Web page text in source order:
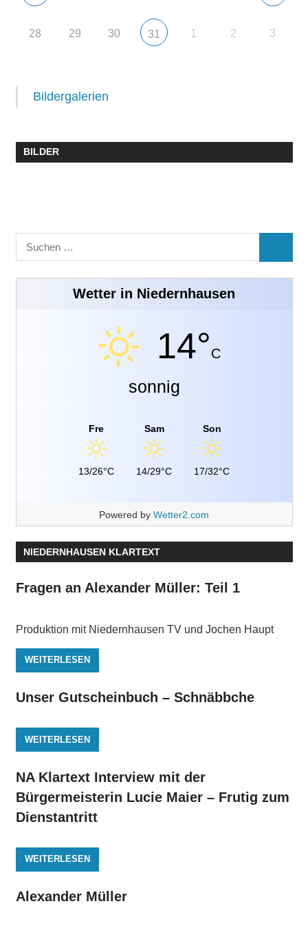
28 29 30 31 1 2 3
Bildergalerien
BILDER
Suchen
nach:
Wetter in Niedernhausen
14°C
sonnig
Fre
13/26°C
Sam
14/29°C
Son
17/32°C
Powered by Wetter2.com
NIEDERNHAUSEN KLARTEXT
Fragen an Alexander Müller: Teil 1
Produktion mit Niedernhausen TV und Jochen Haupt
WEITERLESEN
Unser Gutscheinbuch – Schnäbbche
WEITERLESEN
NA Klartext Interview mit der
Bürgermeisterin Lucie Maier – Frutig zum
Dienstantritt
WEITERLESEN
Alexander Müller